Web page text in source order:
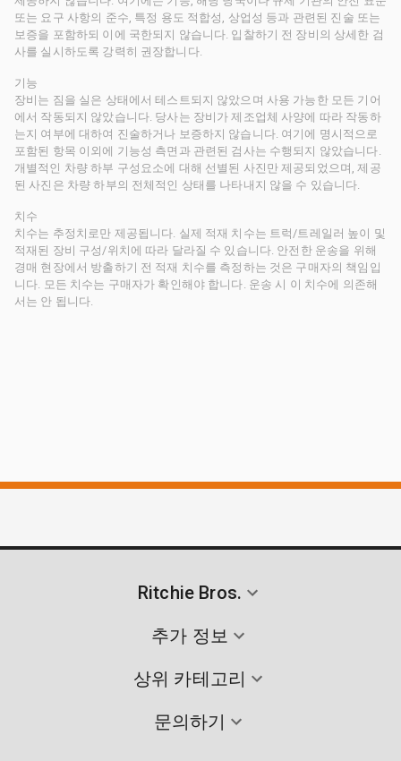
또는 요구 사항의 준수, 특정 용도 적합성, 상업성 등과 관련된 진술 또는
보증을 포함하되 이에 국한되지 않습니다. 입찰하기 전 장비의 상세한 검
사를 실시하도록 강력히 권장합니다.
기능
장비는 짐을 실은 상태에서 테스트되지 않았으며 사용 가능한 모든 기어
에서 작동되지 않았습니다. 당사는 장비가 제조업체 사양에 따라 작동하
는지 여부에 대하여 진술하거나 보증하지 않습니다. 여기에 명시적으로
포함된 항목 이외에 기능성 측면과 관련된 검사는 수행되지 않았습니다.
개별적인 차량 하부 구성요소에 대해 선별된 사진만 제공되었으며, 제공
된 사진은 차량 하부의 전체적인 상태를 나타내지 않을 수 있습니다.
치수
치수는 추정치로만 제공됩니다. 실제 적재 치수는 트럭/트레일러 높이 및
적재된 장비 구성/위치에 따라 달라질 수 있습니다. 안전한 운송을 위해
경매 현장에서 방출하기 전 적재 치수를 측정하는 것은 구매자의 책임입
니다. 모든 치수는 구매자가 확인해야 합니다. 운송 시 이 치수에 의존해
서는 안 됩니다.
Ritchie Bros.
추가 정보
상위 카테고리
문의하기